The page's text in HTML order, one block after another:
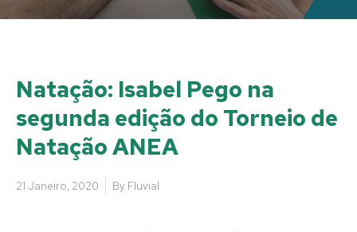
Natação: Isabel Pego na
segunda edição do Torneio de
Natação ANEA
21 Janeiro, 2020 By Fluvial